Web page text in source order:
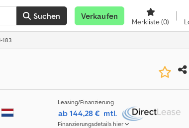
Suchen Verkaufen
Merkliste(0)
183
Leasing/Finanzierung
ab 144,28 € mtl.
Finanzierungsdetails hier